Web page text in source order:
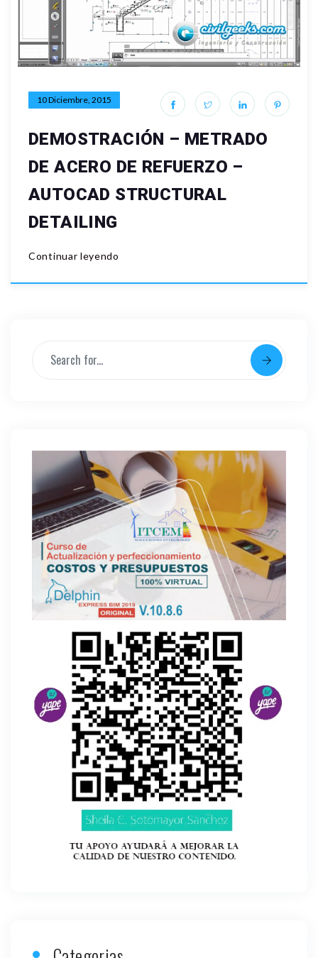
10 Diciembre, 2015
DEMOSTRACIÓN – METRADO
DE ACERO DE REFUERZO –
AUTOCAD STRUCTURAL
DETAILING
Continuar leyendo